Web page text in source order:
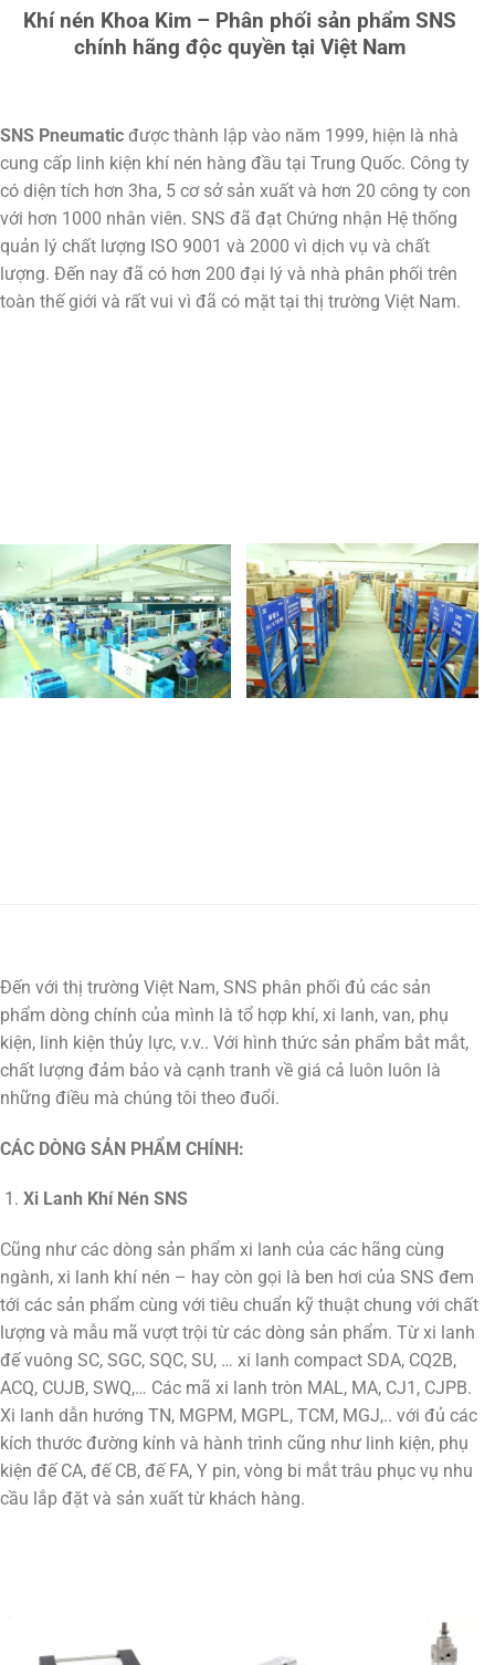
Khí nén Khoa Kim – Phân phối sản phẩm SNS
chính hãng độc quyền tại Việt Nam
SNS Pneumatic được thành lập vào năm 1999, hiện là nhà
cung cấp linh kiện khí nén hàng đầu tại Trung Quốc. Công ty
có diện tích hơn 3ha, 5 cơ sở sản xuất và hơn 20 công ty con
với hơn 1000 nhân viên. SNS đã đạt Chứng nhận Hệ thống
quản lý chất lượng ISO 9001 và 2000 vì dịch vụ và chất
lượng. Đến nay đã có hơn 200 đại lý và nhà phân phối trên
toàn thế giới và rất vui vì đã có mặt tại thị trường Việt Nam.
Đến với thị trường Việt Nam, SNS phân phối đủ các sản
phẩm dòng chính của mình là tổ hợp khí, xi lanh, van, phụ
kiện, linh kiện thủy lực, v.v.. Với hình thức sản phẩm bắt mắt,
chất lượng đảm bảo và cạnh tranh về giá cả luôn luôn là
những điều mà chúng tôi theo đuổi.
CÁC DÒNG SẢN PHẨM CHÍNH:
Xi Lanh Khí Nén SNS
Cũng như các dòng sản phẩm xi lanh của các hãng cùng
ngành, xi lanh khí nén – hay còn gọi là ben hơi của SNS đem
tới các sản phẩm cùng với tiêu chuẩn kỹ thuật chung với chất
lượng và mẫu mã vượt trội từ các dòng sản phẩm. Từ xi lanh
đế vuông SC, SGC, SQC, SU, … xi lanh compact SDA, CQ2B,
ACQ, CUJB, SWQ,… Các mã xi lanh tròn MAL, MA, CJ1, CJPB.
Xi lanh dẫn hướng TN, MGPM, MGPL, TCM, MGJ,.. với đủ các
kích thước đường kính và hành trình cũng như linh kiện, phụ
kiện đế CA, đế CB, đế FA, Y pin, vòng bi mắt trâu phục vụ nhu
cầu lắp đặt và sản xuất từ khách hàng.